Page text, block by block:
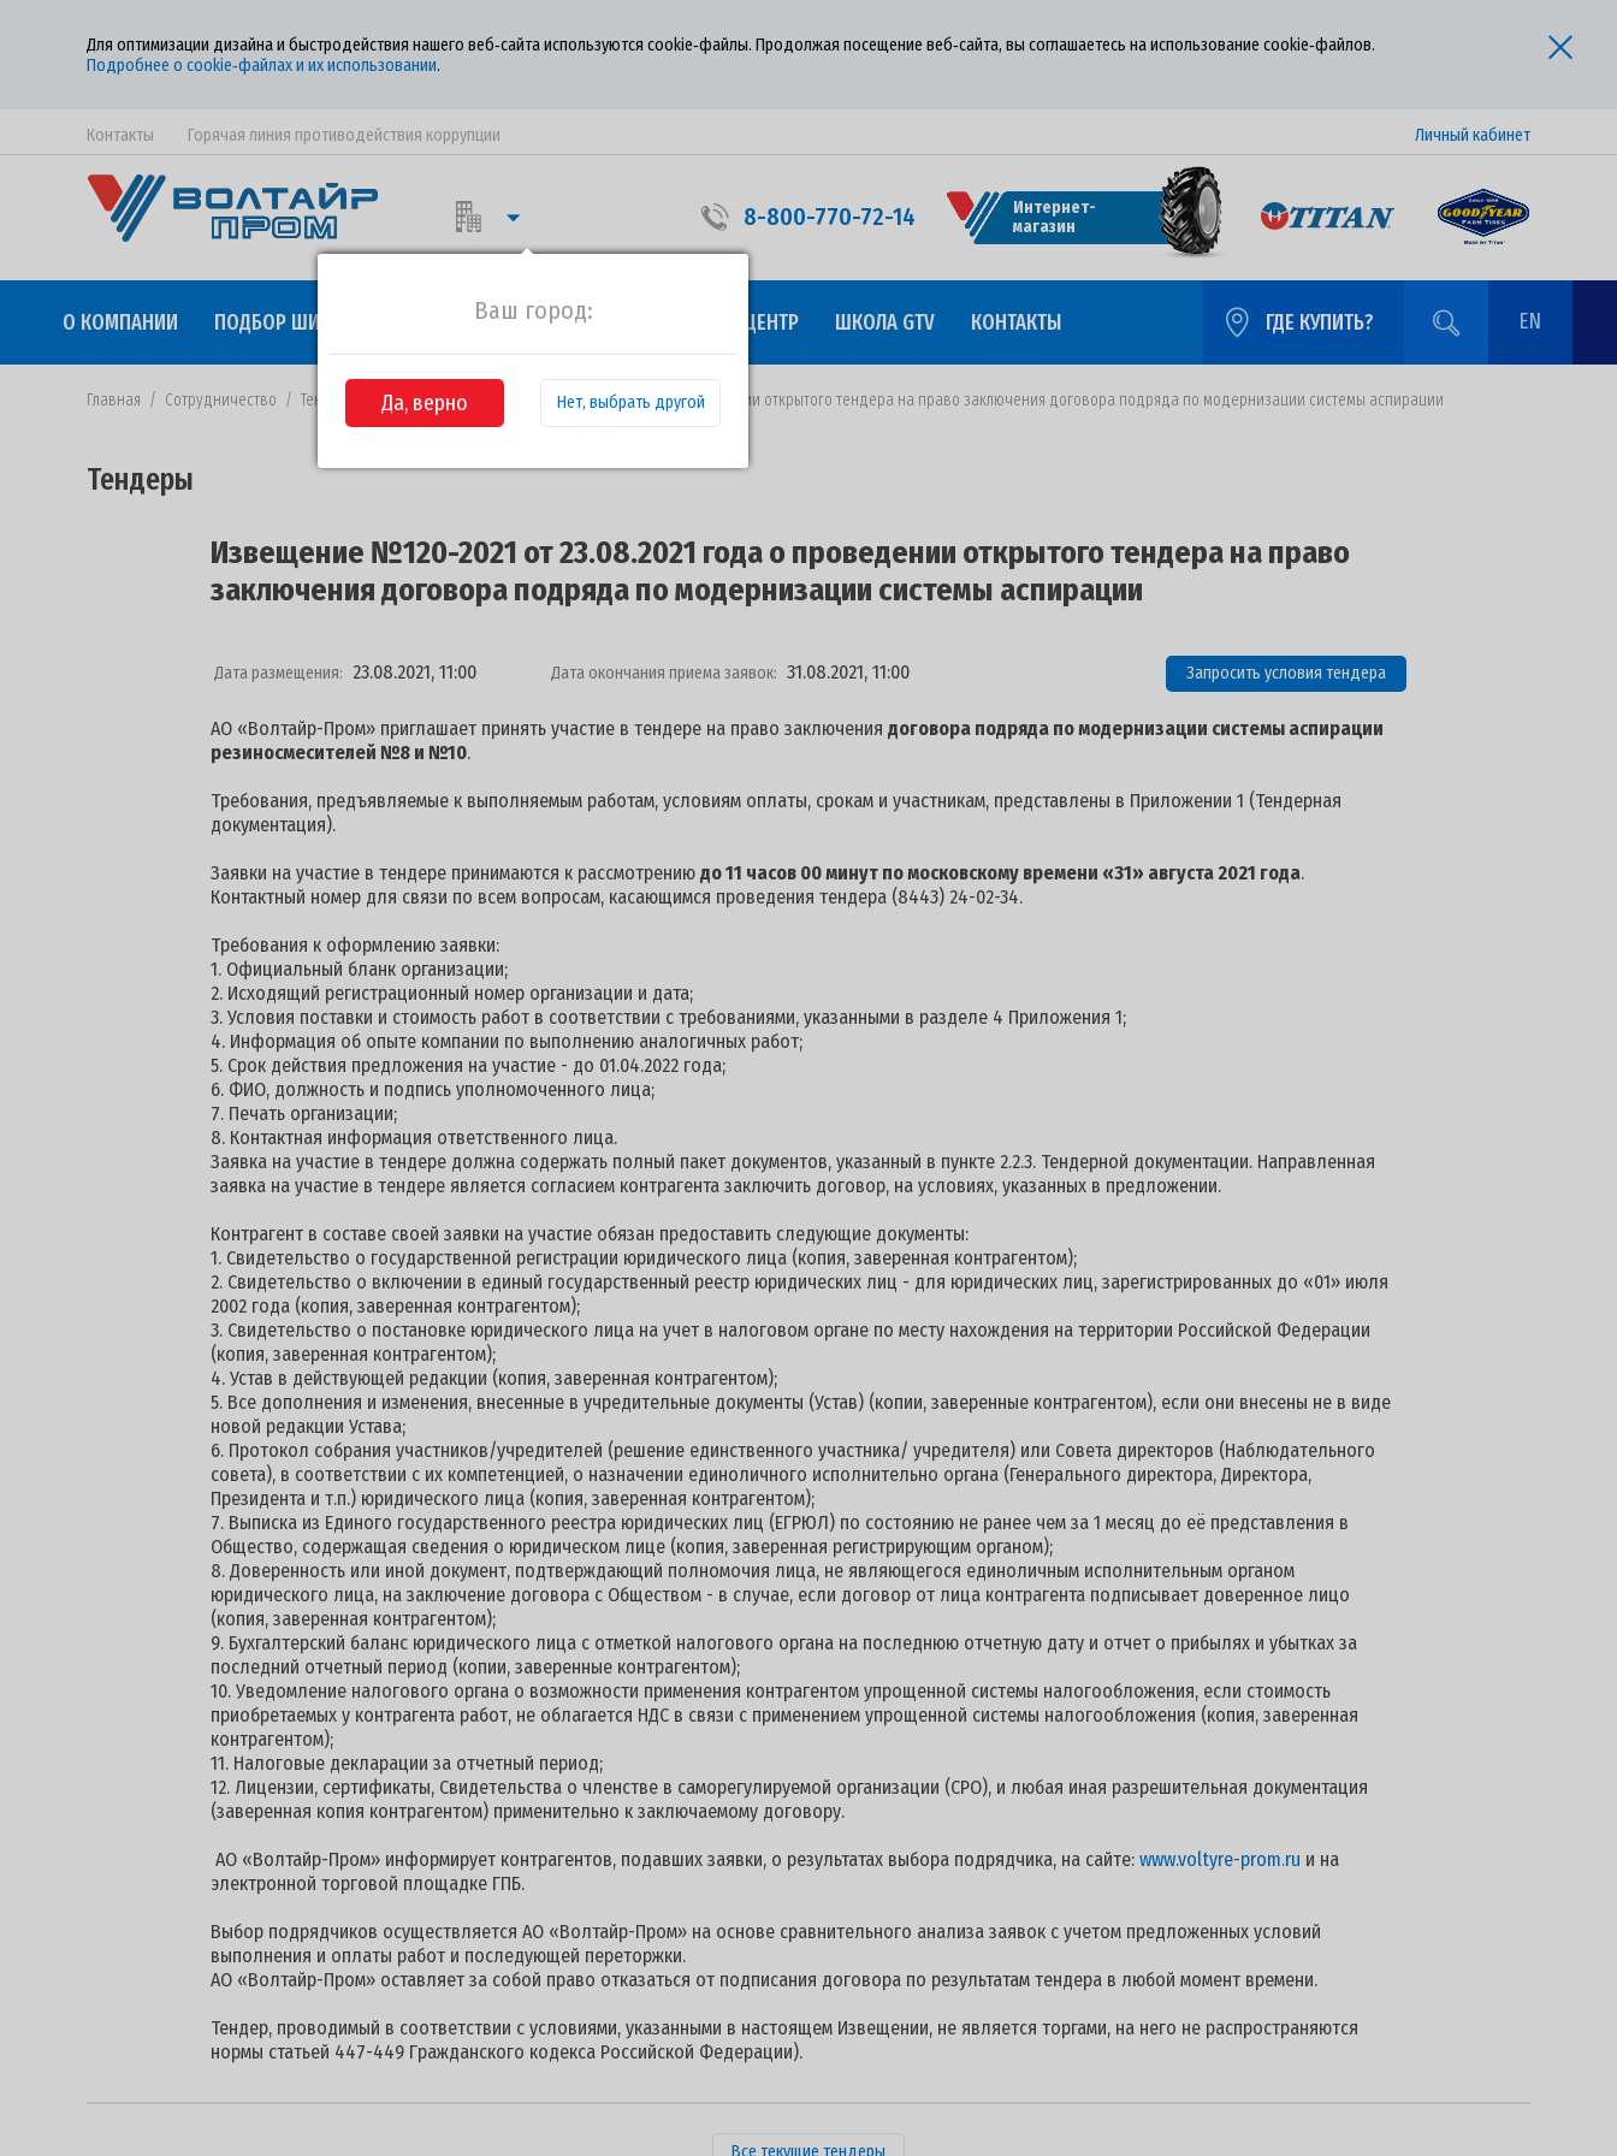
Для оптимизации дизайна и быстродействия нашего веб‑сайта используются cookie‑файлы. Продолжая посещение веб‑сайта, вы соглашаетесь на использование cookie‑файлов.
Подробнее о cookie‑файлах и их использовании.
Контакты Горячая линия противодействия коррупции Личный кабинет
Ваш город:
Да, верно Нет, выбрать другой
8-800-770-72-14
Интернет-
магазин
О КОМПАНИИ ПОДБОР ШИН СОТРУДНИЧЕСТВО ПРЕСС-ЦЕНТР ШКОЛА GTV КОНТАКТЫ ГДЕ КУПИТЬ? EN
Главная / Сотрудничество / Тендеры Извещение №120-2021 от 23.08.2021 года о проведении открытого тендера на право заключения договора подряда по модернизации системы аспирации
Тендеры
Извещение №120-2021 от 23.08.2021 года о проведении открытого тендера на право
заключения договора подряда по модернизации системы аспирации
Дата размещения: 23.08.2021, 11:00 Дата окончания приема заявок: 31.08.2021, 11:00 Запросить условия тендера
АО «Волтайр-Пром» приглашает принять участие в тендере на право заключения договора подряда по модернизации системы аспирации
резиносмесителей №8 и №10.
Требования, предъявляемые к выполняемым работам, условиям оплаты, срокам и участникам, представлены в Приложении 1 (Тендерная
документация).
Заявки на участие в тендере принимаются к рассмотрению до 11 часов 00 минут по московскому времени «31» августа 2021 года.
Контактный номер для связи по всем вопросам, касающимся проведения тендера (8443) 24-02-34.
Требования к оформлению заявки:
1. Официальный бланк организации;
2. Исходящий регистрационный номер организации и дата;
3. Условия поставки и стоимость работ в соответствии с требованиями, указанными в разделе 4 Приложения 1;
4. Информация об опыте компании по выполнению аналогичных работ;
5. Срок действия предложения на участие - до 01.04.2022 года;
6. ФИО, должность и подпись уполномоченного лица;
7. Печать организации;
8. Контактная информация ответственного лица.
Заявка на участие в тендере должна содержать полный пакет документов, указанный в пункте 2.2.3. Тендерной документации. Направленная
заявка на участие в тендере является согласием контрагента заключить договор, на условиях, указанных в предложении.
Контрагент в составе своей заявки на участие обязан предоставить следующие документы:
1. Свидетельство о государственной регистрации юридического лица (копия, заверенная контрагентом);
2. Свидетельство о включении в единый государственный реестр юридических лиц - для юридических лиц, зарегистрированных до «01» июля
2002 года (копия, заверенная контрагентом);
3. Свидетельство о постановке юридического лица на учет в налоговом органе по месту нахождения на территории Российской Федерации
(копия, заверенная контрагентом);
4. Устав в действующей редакции (копия, заверенная контрагентом);
5. Все дополнения и изменения, внесенные в учредительные документы (Устав) (копии, заверенные контрагентом), если они внесены не в виде
новой редакции Устава;
6. Протокол собрания участников/учредителей (решение единственного участника/ учредителя) или Совета директоров (Наблюдательного
совета), в соответствии с их компетенцией, о назначении единоличного исполнительно органа (Генерального директора, Директора,
Президента и т.п.) юридического лица (копия, заверенная контрагентом);
7. Выписка из Единого государственного реестра юридических лиц (ЕГРЮЛ) по состоянию не ранее чем за 1 месяц до её представления в
Общество, содержащая сведения о юридическом лице (копия, заверенная регистрирующим органом);
8. Доверенность или иной документ, подтверждающий полномочия лица, не являющегося единоличным исполнительным органом
юридического лица, на заключение договора с Обществом - в случае, если договор от лица контрагента подписывает доверенное лицо
(копия, заверенная контрагентом);
9. Бухгалтерский баланс юридического лица с отметкой налогового органа на последнюю отчетную дату и отчет о прибылях и убытках за
последний отчетный период (копии, заверенные контрагентом);
10. Уведомление налогового органа о возможности применения контрагентом упрощенной системы налогообложения, если стоимость
приобретаемых у контрагента работ, не облагается НДС в связи с применением упрощенной системы налогообложения (копия, заверенная
контрагентом);
11. Налоговые декларации за отчетный период;
12. Лицензии, сертификаты, Свидетельства о членстве в саморегулируемой организации (СРО), и любая иная разрешительная документация
(заверенная копия контрагентом) применительно к заключаемому договору.
АО «Волтайр-Пром» информирует контрагентов, подавших заявки, о результатах выбора подрядчика, на сайте: www.voltyre-prom.ru и на
электронной торговой площадке ГПБ.
Выбор подрядчиков осуществляется АО «Волтайр-Пром» на основе сравнительного анализа заявок с учетом предложенных условий
выполнения и оплаты работ и последующей переторжки.
АО «Волтайр-Пром» оставляет за собой право отказаться от подписания договора по результатам тендера в любой момент времени.
Тендер, проводимый в соответствии с условиями, указанными в настоящем Извещении, не является торгами, на него не распространяются
нормы статьей 447-449 Гражданского кодекса Российской Федерации).
Все текущие тендеры